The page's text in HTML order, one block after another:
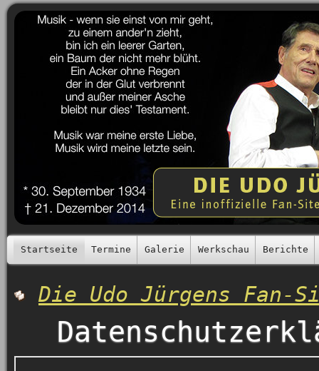
Startseite Termine Galerie Werkschau Berichte
Die Udo Jürgens Fan-